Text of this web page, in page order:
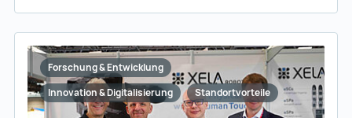
Forschung & Entwicklung
Innovation & Digitalisierung
Standortvorteile